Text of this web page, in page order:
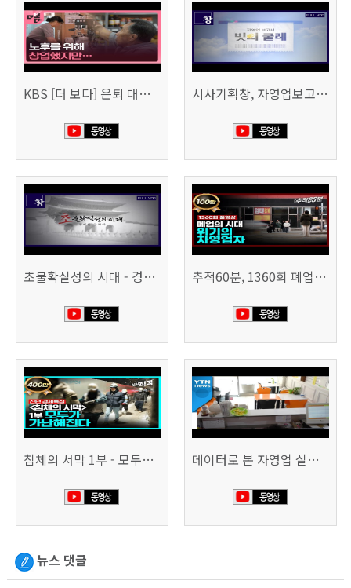
KBS [더 보다] 은퇴 대신 폐업 시사기획창, 자영업보고서 빚의 굴레 507회 (KBS 25.6.10)
초불확실성의 시대 - 경제를 구하라 494회 (KBS 25.2.11) 추적60분, 1360회 폐업의 시대, 위기의 자영업자
침체의 서막 1부 - 모두가 가난해진다 | 시사직격 신년특집 데이터로 본 자영업 실태 - 매출 '뚝', 장수 업소도 '휘청'
뉴스 댓글